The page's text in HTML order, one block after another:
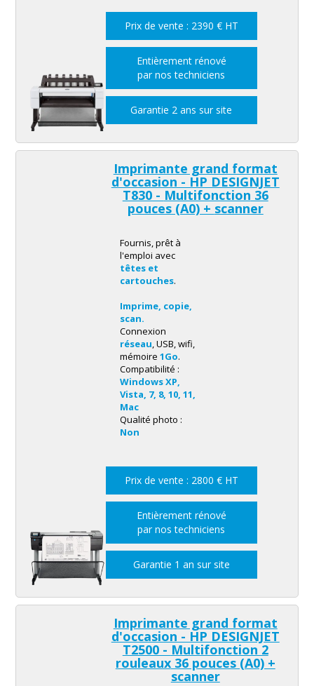
Prix de vente : 2390 € HT
Entièrement rénové
par nos techniciens
Garantie 2 ans sur site
Imprimante grand format
d'occasion - HP DESIGNJET
T830 - Multifonction 36
pouces (A0) + scanner
Fournis, prêt à
l'emploi avec
têtes et
cartouches.
Imprime, copie,
scan.
Connexion
réseau, USB, wifi,
mémoire 1Go.
Compatibilité :
Windows XP,
Vista, 7, 8, 10, 11,
Mac
Qualité photo :
Non
Prix de vente : 2800 € HT
Entièrement rénové
par nos techniciens
Garantie 1 an sur site
Imprimante grand format
d'occasion - HP DESIGNJET
T2500 - Multifonction 2
rouleaux36 pouces (A0) +
scanner